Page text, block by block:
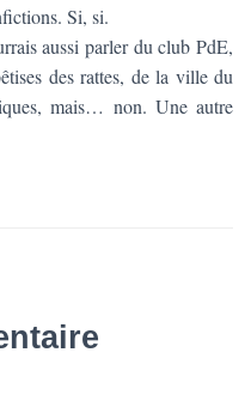
Si, si.
aussi parler du club PdE,
des rattes, de la ville du
mais… non. Une autre